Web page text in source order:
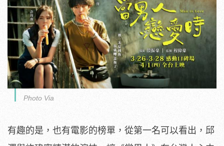
Photo Via
有趣的是，也有電影的榜單，從第一名可以看出，邱